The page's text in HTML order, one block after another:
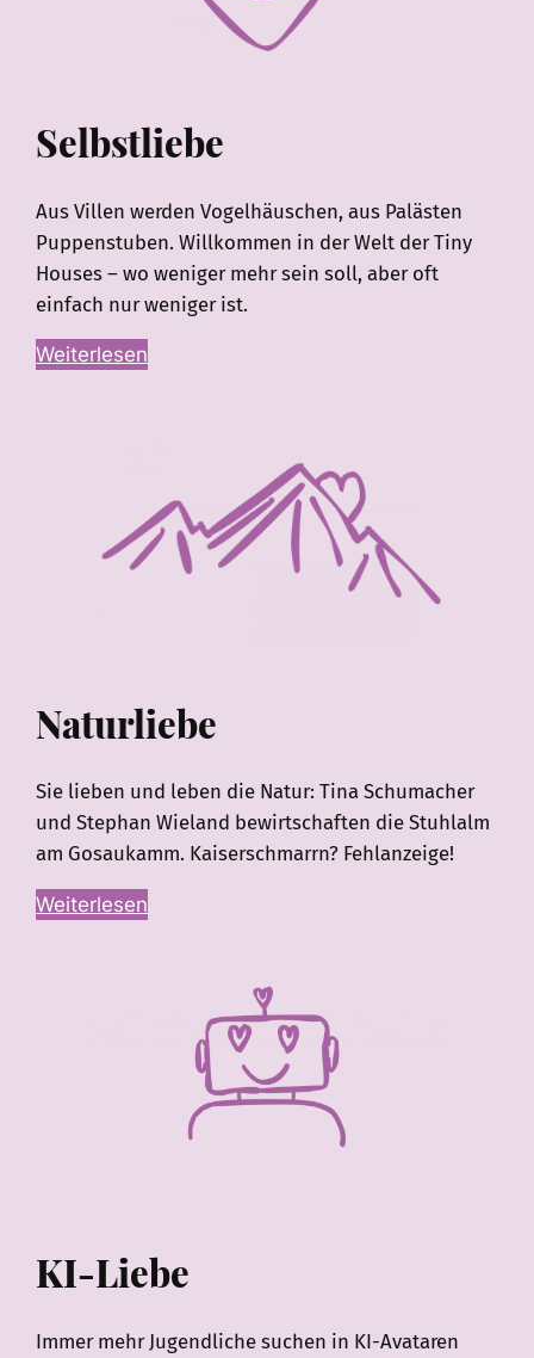
Selbstliebe
Aus Villen werden Vogelhäuschen, aus Palästen
Puppenstuben. Willkommen in der Welt der Tiny
Houses – wo weniger mehr sein soll, aber oft
einfach nur weniger ist.
Weiterlesen
Naturliebe
Sie lieben und leben die Natur: Tina Schumacher
und Stephan Wieland bewirtschaften die Stuhlalm
am Gosaukamm. Kaiserschmarrn? Fehlanzeige!
Weiterlesen
KI-Liebe
Immer mehr Jugendliche suchen in KI-Avataren